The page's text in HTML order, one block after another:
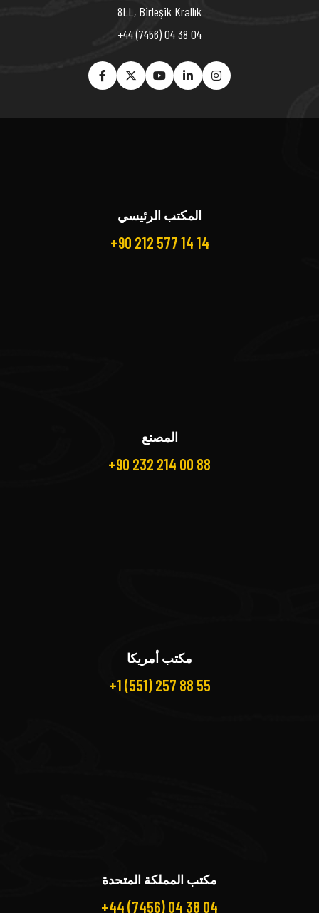
8LL, Birleşik Krallık
+44 (7456) 04 38 04
المكتب الرئيسي
+90 212 577 14 14
المصنع
+90 232 214 00 88
مكتب أمريكا
+1 (551) 257 88 55
مكتب المملكة المتحدة
+44 (7456) 04 38 04